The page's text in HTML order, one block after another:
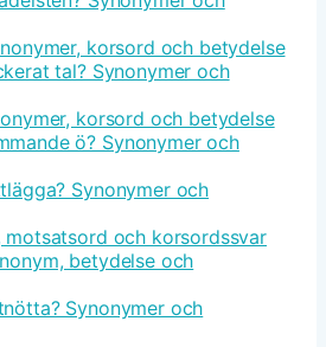
korsord och betydelse
tal? Synonymer och
korsord och betydelse
ö? Synonymer och
Synonymer och
motsatsord och korsordssvar
betydelse och
Synonymer och